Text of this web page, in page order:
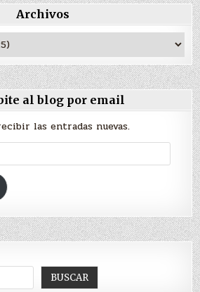
Archivos
al blog por email
las entradas nuevas.
BUSCAR